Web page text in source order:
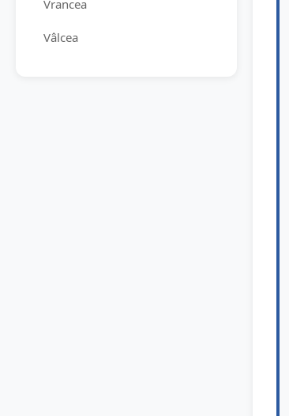
Vrancea
Vâlcea